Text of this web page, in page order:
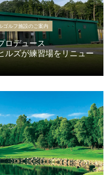
ゴルフ施設のご案内
ロデュース
ルズが練習場をリニュー